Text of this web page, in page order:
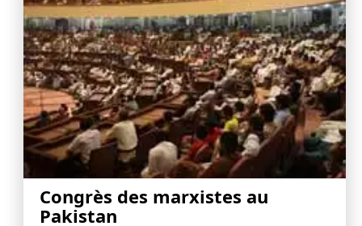
Congrès des marxistes au
Pakistan